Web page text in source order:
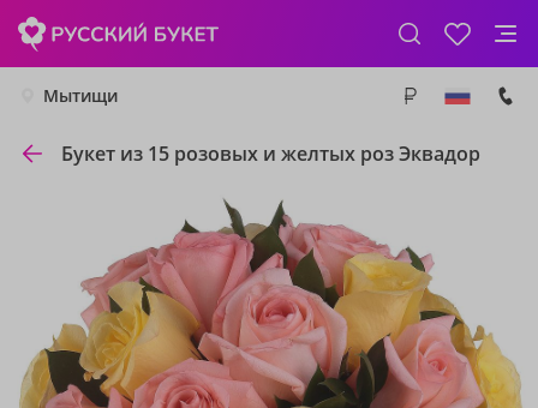
Мытищи
Букет из 15 розовых и желтых роз Эквадор